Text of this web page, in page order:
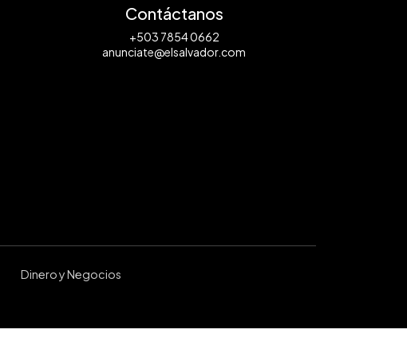
Contáctanos
+503 7854 0662
anunciate@elsalvador.com
Dinero y Negocios